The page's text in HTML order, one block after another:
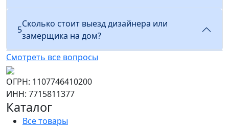
5
Сколько стоит выезд дизайнера или
замерщика на дом?
Смотреть все вопросы
ОГРН: 1107746410200
ИНН: 7715811377
Каталог
Все товары